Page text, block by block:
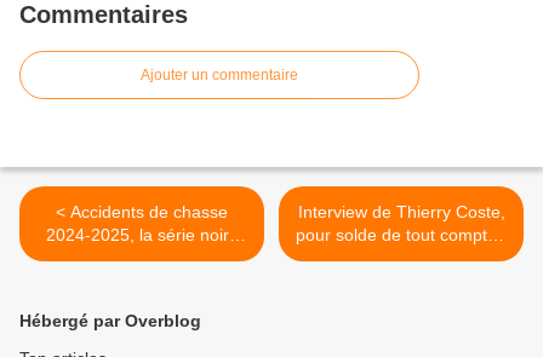
Commentaires
Ajouter un commentaire
< Accidents de chasse
2024-2025, la série noire
continue
Interview de Thierry Coste,
pour solde de tout compte !
>
Hébergé par Overblog